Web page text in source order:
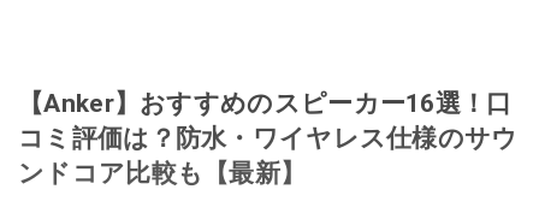
【Anker】おすすめのスピーカー16選！口
コミ評価は？防水・ワイヤレス仕様のサウ
ンドコア比較も【最新】